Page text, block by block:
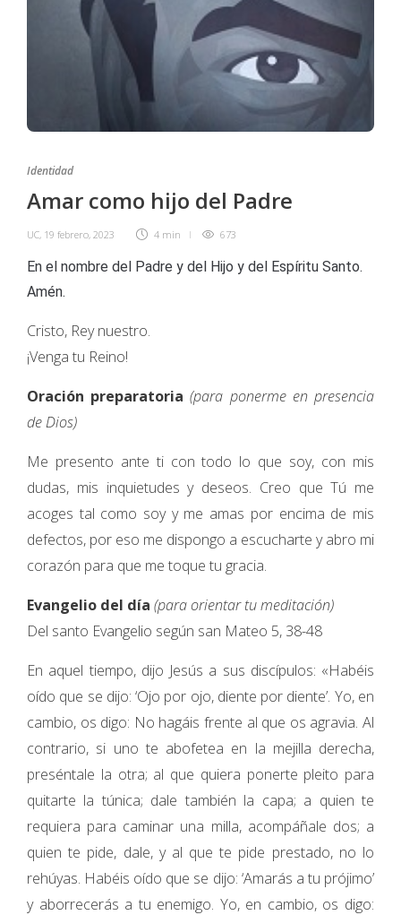
Identidad
Amar como hijo del Padre
UC, 19 febrero, 2023 4 min 673
En el nombre del Padre y del Hijo y del Espíritu Santo.
Amén.
Cristo, Rey nuestro.
¡Venga tu Reino!
Oración preparatoria (para ponerme en presencia
de Dios)
Me presento ante ti con todo lo que soy, con mis
dudas, mis inquietudes y deseos. Creo que Tú me
acoges tal como soy y me amas por encima de mis
defectos, por eso me dispongo a escucharte y abro mi
corazón para que me toque tu gracia.
Evangelio del día (para orientar tu meditación)
Del santo Evangelio según san Mateo 5, 38-48
En aquel tiempo, dijo Jesús a sus discípulos: «Habéis
oído que se dijo: ‘Ojo por ojo, diente por diente’. Yo, en
cambio, os digo: No hagáis frente al que os agravia. Al
contrario, si uno te abofetea en la mejilla derecha,
preséntale la otra; al que quiera ponerte pleito para
quitarte la túnica; dale también la capa; a quien te
requiera para caminar una milla, acompáñale dos; a
quien te pide, dale, y al que te pide prestado, no lo
rehúyas. Habéis oído que se dijo: ‘Amarás a tu prójimo’
y aborrecerás a tu enemigo. Yo, en cambio, os digo: